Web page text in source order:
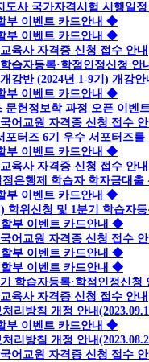
도사 국가자격시험 시행일
부 이벤트 카드안내 ◆
부 이벤트 카드안내 ◆
육사 자격증 신청 접수 안내
습자등록·학점인정신청 안
강반 (2024년 1-9기) 개강안
부 이벤트 카드안내 ◆
헌정보학 과정 오픈 이벤
어교원 자격증 신청 접수
포터즈 6기 우수 서포터즈를
부 이벤트 카드안내 ◆
육사 자격증 신청 접수 안내
은행제 학습자 학자금대출
부 이벤트 카드안내 ◆
학위신청 및 1분기 학습자
부 이벤트 카드안내 ◆
어교원 자격증 신청 접수
부 이벤트 카드안내 ◆
부 이벤트 카드안내 ◆
학습자등록·학점인정신청
육사 자격증 신청 접수 안내
리방침 개정 안내
부 이벤트 카드안내 ◆
리방침 개정 안내
어교원 자격증 신청 접수